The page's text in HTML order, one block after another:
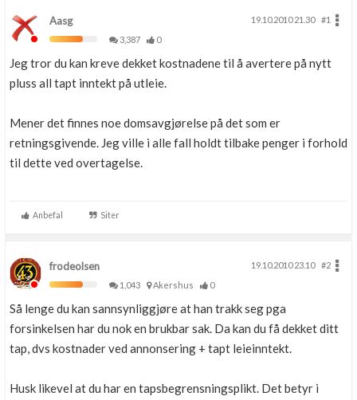
Aasg 19.10.2010 21.30
#1
3,387
0
Jeg tror du kan kreve dekket kostnadene til å avertere på nytt
pluss all tapt inntekt på utleie.
Mener det finnes noe domsavgjørelse på det som er
retningsgivende. Jeg ville i alle fall holdt tilbake penger i forhold
til dette ved overtagelse.
Anbefal Siter
frodeolsen 19.10.2010 23.10
#2
1,043
Akershus 0
Så lenge du kan sannsynliggjøre at han trakk seg pga
forsinkelsen har du nok en brukbar sak. Da kan du få dekket ditt
tap, dvs kostnader ved annonsering + tapt leieinntekt.
Husk likevel at du har en tapsbegrensningsplikt. Det betyr i